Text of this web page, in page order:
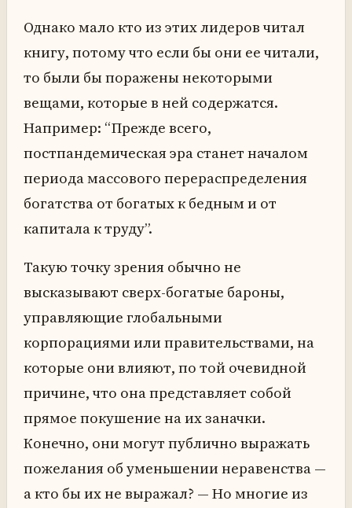
Однако мало кто из этих лидеров читал
книгу, потому что если бы они ее читали,
то были бы поражены некоторыми
вещами, которые в ней содержатся.
Например: “Прежде всего,
постпандемическая эра станет началом
периода массового перераспределения
богатства от богатых к бедным и от
капитала к труду”.
Такую точку зрения обычно не
высказывают сверх-богатые бароны,
управляющие глобальными
корпорациями или правительствами, на
которые они влияют, по той очевидной
причине, что она представляет собой
прямое покушение на их заначки.
Конечно, они могут публично выражать
пожелания об уменьшении неравенства —
а кто бы их не выражал? — Но многие из